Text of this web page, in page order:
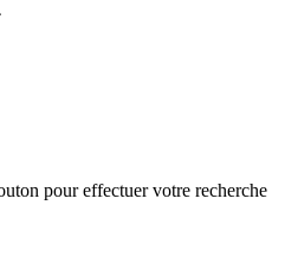
pour effectuer votre recherche